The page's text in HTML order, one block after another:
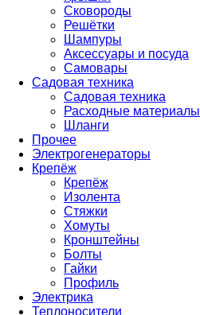
Сковороды
Решётки
Шампуры
Аксессуары и посуда
Самовары
Садовая техника
Садовая техника
Расходные материалы
Шланги
Прочее
Электрогенераторы
Крепёж
Крепёж
Изолента
Стяжки
Хомуты
Кронштейны
Болты
Гайки
Профиль
Электрика
Теплоносители